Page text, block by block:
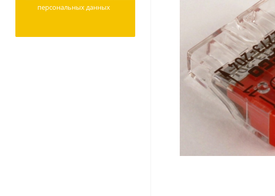
персональных данных